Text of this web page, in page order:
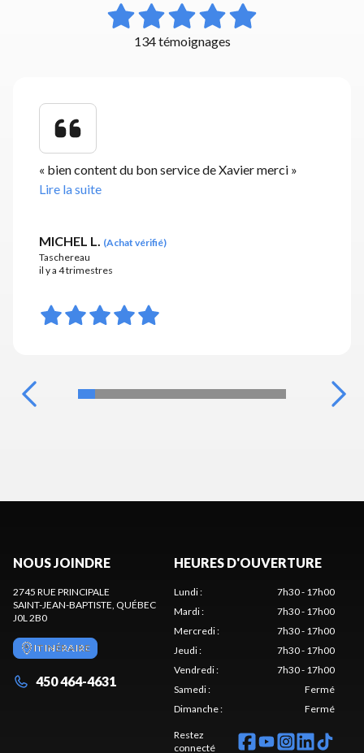
134 témoignages
« bien content du bon service de Xavier merci »
Lire la suite
MICHEL L. (Achat vérifié)
Taschereau
il y a 4 trimestres
NOUS JOINDRE
2745 RUE PRINCIPALE
SAINT-JEAN-BAPTISTE , QUÉBEC
J0L 2B0
ITINÉRAIRE
450 464-4631
HEURES D'OUVERTURE
Lundi:
7h30 - 17h00
Mardi:
7h30 - 17h00
Mercredi:
7h30 - 17h00
Jeudi:
7h30 - 17h00
Vendredi:
7h30 - 17h00
Samedi:
Fermé
Dimanche: Fermé
Restez
connecté